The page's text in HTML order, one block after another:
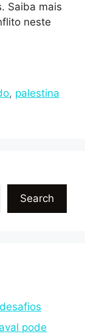
Saiba mais
neste
, palestina
Search
pode